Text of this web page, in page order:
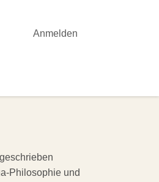
Anmelden
Philosophie und